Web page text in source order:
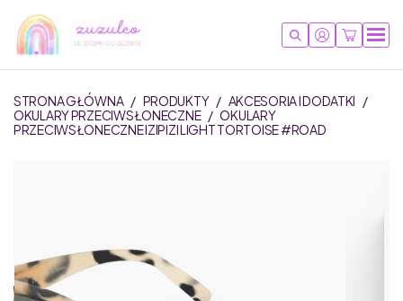
STRONA GŁÓWNA / PRODUKTY / AKCESORIA I DODATKI /
OKULARY PRZECIWSŁONECZNE / OKULARY
PRZECIWSŁONECZNE IZIPIZI LIGHT TORTOISE #ROAD